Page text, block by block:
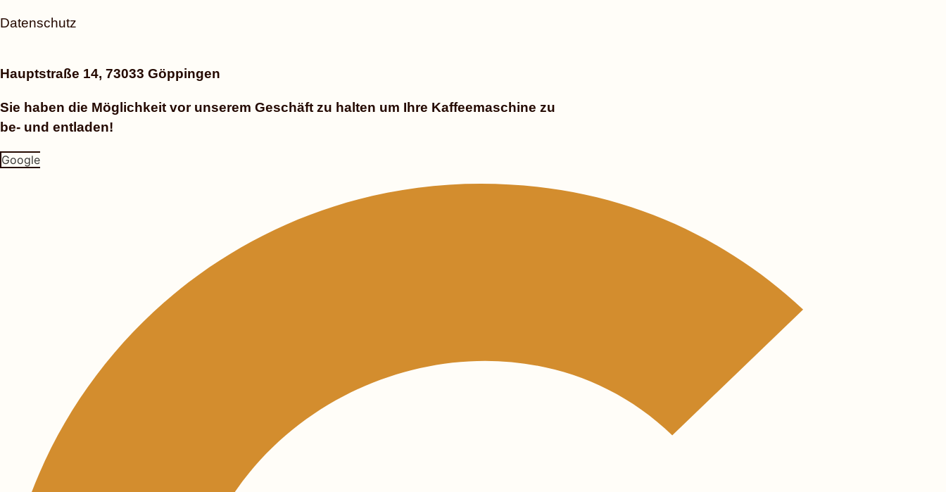
Datenschutz
Hauptstraße 14, 73033 Göppingen
Sie haben die Möglichkeit vor unserem Geschäft zu halten um Ihre Kaffeemaschine zu
be- und entladen!
Google